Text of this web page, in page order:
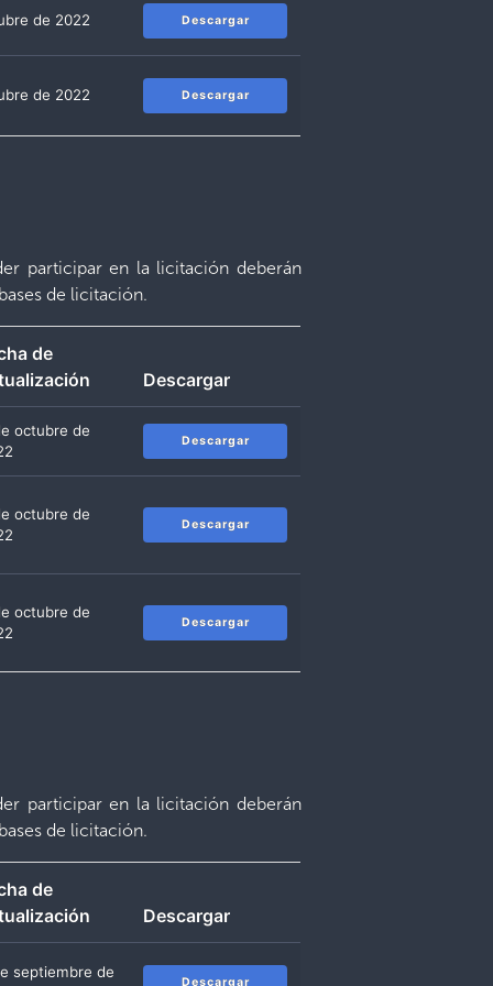
de 2022 Descargar
de 2022 Descargar
participar en la licitación deberán
de licitación.
de
Descargar
octubre de
Descargar
octubre de
Descargar
octubre de
Descargar
participar en la licitación deberán
de licitación.
de
Descargar
septiembre de
Descargar